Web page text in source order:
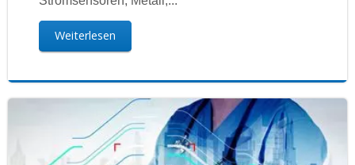
Weiterlesen